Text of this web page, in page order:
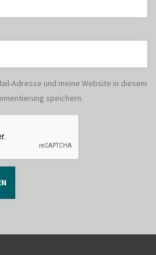
Adresse und meine Website in diesem
speichern.